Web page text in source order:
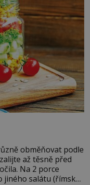
obměňovat podle
až těsně před
Na 2 porce
salátu (římský